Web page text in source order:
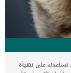
تساعدك على تهيأة